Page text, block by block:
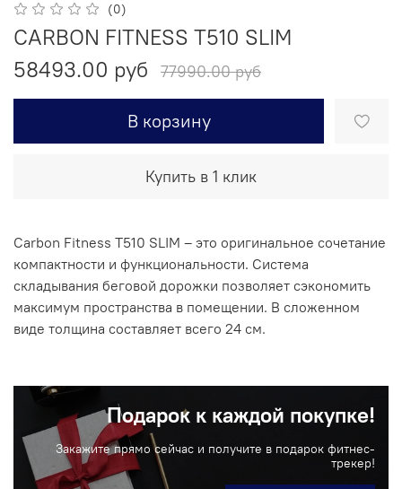
(0)
CARBON FITNESS T510 SLIM
58493.00 руб
77990.00 руб
В корзину
Купить в 1 клик
Carbon Fitness T510 SLIM – это оригинальное сочетание
компактности и функциональности. Система
складывания беговой дорожки позволяет сэкономить
максимум пространства в помещении. В сложенном
виде толщина составляет всего 24 см.
Подарок к каждой покупке!
Закажите прямо сейчас и получите в подарок фитнес-
трекер!